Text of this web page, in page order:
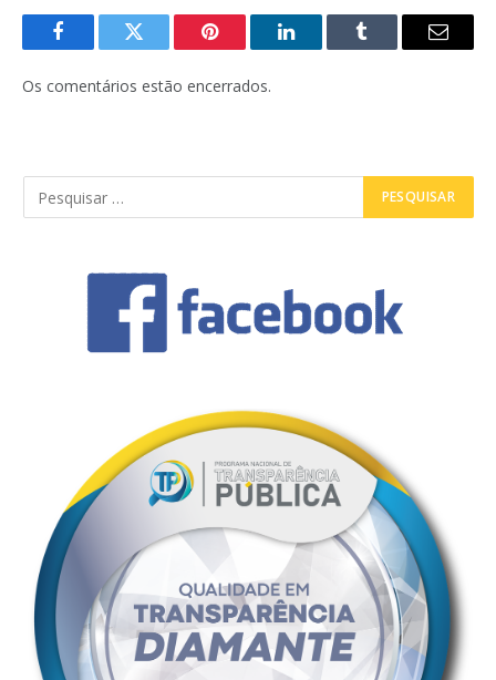
FacebookTwitter Pinterest LinkedInTumblr
E-
Os comentários estão encerrados.